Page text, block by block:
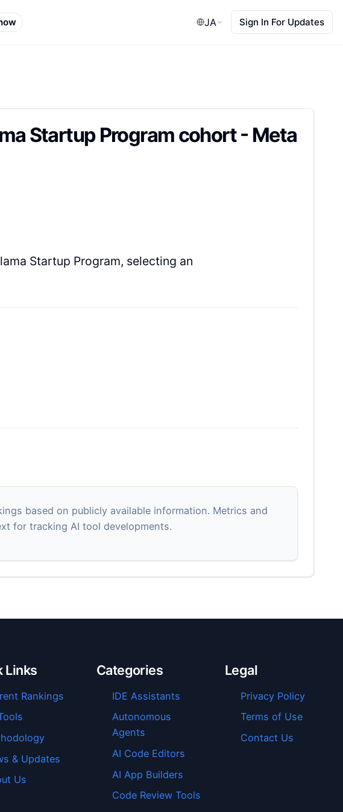
JA Sign In For Updates
Startup Program cohort - Meta
Startup Program, selecting an
based on publicly available information. Metrics and
for tracking AI tool developments.
Links
Rankings
& Updates
Us
Categories
IDE Assistants
Autonomous
Agents
AI Code Editors
AI App Builders
Code Review Tools
Legal
Privacy Policy
Terms of Use
Contact Us